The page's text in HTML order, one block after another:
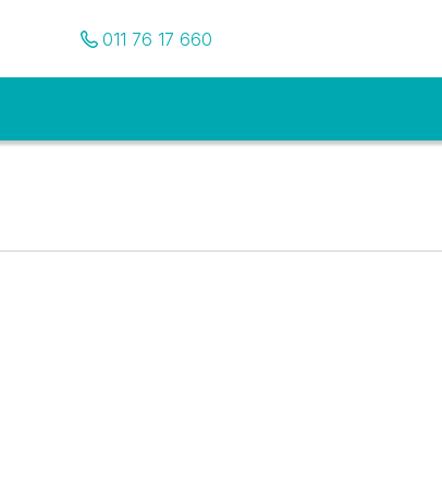
Pozovite nas
011 76 17 660